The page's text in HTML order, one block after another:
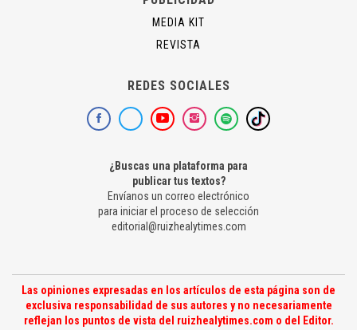
MEDIA KIT
REVISTA
REDES SOCIALES
¿Buscas una plataforma para
publicar tus textos?
Envíanos un correo electrónico
para iniciar el proceso de selección
editorial@ruizhealytimes.com
Las opiniones expresadas en los artículos de esta página son de
exclusiva responsabilidad de sus autores y no necesariamente
reflejan los puntos de vista del ruizhealytimes.com o del Editor.